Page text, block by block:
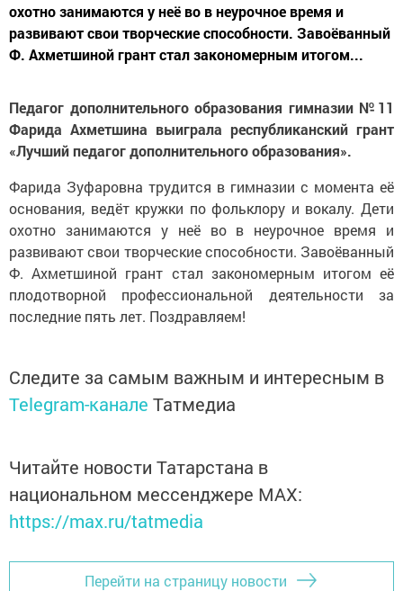
охотно занимаются у неё во в неурочное время и
развивают свои творческие способности. Завоёванный
Ф. Ахметшиной грант стал закономерным итогом...
Педагог дополнительного образования гимназии №11
Фарида Ахметшина выиграла республиканский грант
«Лучший педагог дополнительного образования».
Фарида Зуфаровна трудится в гимназии с момента её
основания, ведёт кружки по фольклору и вокалу. Дети
охотно занимаются у неё во в неурочное время и
развивают свои творческие способности. Завоёванный
Ф. Ахметшиной грант стал закономерным итогом её
плодотворной профессиональной деятельности за
последние пять лет. Поздравляем!
Следите за самым важным и интересным в
Telegram-канале Татмедиа
Читайте новости Татарстана в
национальном мессенджере MАХ:
https://max.ru/tatmedia
Перейти на страницу новости